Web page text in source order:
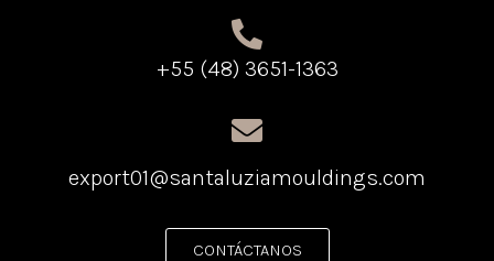
+55 (48) 3651-1363
export01@santaluziamouldings.com
CONTÁCTANOS